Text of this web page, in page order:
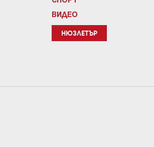
ВИДЕО
НЮЗЛЕТЪР